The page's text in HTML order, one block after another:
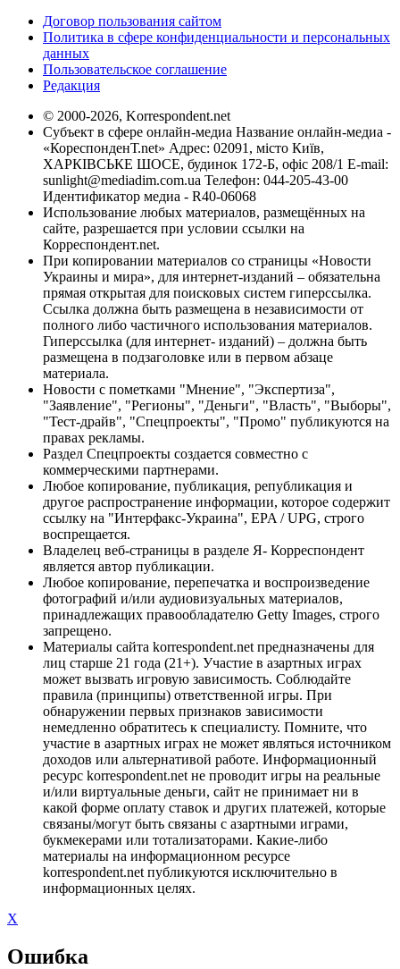
Договор пользования сайтом
Политика в сфере конфиденциальности и персональных
данных
Пользовательское соглашение
Редакция
© 2000-2026, Korrespondent.net
Субъект в сфере онлайн-медиа Название онлайн-медиа -
«КореспонденТ.net» Адрес: 02091, місто Київ,
ХАРКІВСЬКЕ ШОСЕ, будинок 172-Б, офіс 208/1 E-mail:
sunlight@mediadim.com.ua Телефон: 044-205-43-00
Идентификатор медиа - R40-06068
Использование любых материалов, размещённых на
сайте, разрешается при условии ссылки на
Корреспондент.net.
При копировании материалов со страницы «Новости
Украины и мира», для интернет-изданий – обязательна
прямая открытая для поисковых систем гиперссылка.
Ссылка должна быть размещена в независимости от
полного либо частичного использования материалов.
Гиперссылка (для интернет- изданий) – должна быть
размещена в подзаголовке или в первом абзаце
материала.
Новости с пометками "Мнение", "Экспертиза",
"Заявление", "Регионы", "Деньги", "Власть", "Выборы",
"Тест-драйв", "Спецпроекты", "Промо" публикуются на
правах рекламы.
Раздел Спецпроекты создается совместно с
коммерческими партнерами.
Любое копирование, публикация, републикация и
другое распространение информации, которое содержит
ссылку на "Интерфакс-Украина", EPA / UPG, строго
воспрещается.
Владелец веб-страницы в разделе Я- Корреспондент
является автор публикации.
Любое копирование, перепечатка и воспроизведение
фотографий и/или аудиовизуальных материалов,
принадлежащих правообладателю Getty Images, строго
запрещено.
Материалы сайта korrespondent.net предназначены для
лиц старше 21 года (21+). Участие в азартных играх
может вызвать игровую зависимость. Соблюдайте
правила (принципы) ответственной игры. При
обнаружении первых признаков зависимости
немедленно обратитесь к специалисту. Помните, что
участие в азартных играх не может являться источником
доходов или альтернативой работе. Информационный
ресурс korrespondent.net не проводит игры на реальные
и/или виртуальные деньги, сайт не принимает ни в
какой форме оплату ставок и других платежей, которые
связаны/могут быть связаны с азартными играми,
букмекерами или тотализаторами. Какие-либо
материалы на информационном ресурсе
korrespondent.net публикуются исключительно в
информационных целях.
X
Ошибка